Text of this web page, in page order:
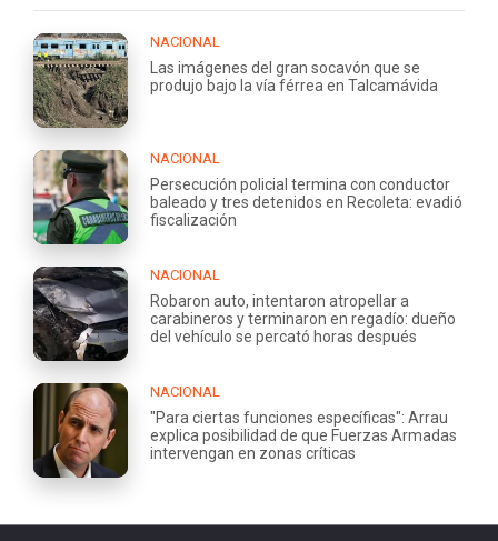
NACIONAL
Las imágenes del gran socavón que se
produjo bajo la vía férrea en Talcamávida
NACIONAL
Persecución policial termina con conductor
baleado y tres detenidos en Recoleta: evadió
fiscalización
NACIONAL
Robaron auto, intentaron atropellar a
carabineros y terminaron en regadío: dueño
del vehículo se percató horas después
NACIONAL
"Para ciertas funciones específicas": Arrau
explica posibilidad de que Fuerzas Armadas
intervengan en zonas críticas